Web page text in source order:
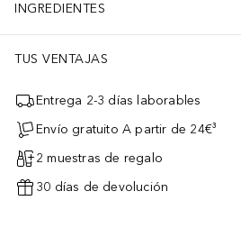
INGREDIENTES
TUS VENTAJAS
Entrega 2-3 días laborables
Envío gratuito A partir de 24€³
2 muestras de regalo
30 días de devolución